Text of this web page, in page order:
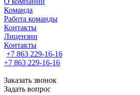
Команда
Работа команды
Контакты
Лицензии
Контакты
+7 863 229-16-16
+7 863 229-16-16
Заказать звонок
Задать вопрос